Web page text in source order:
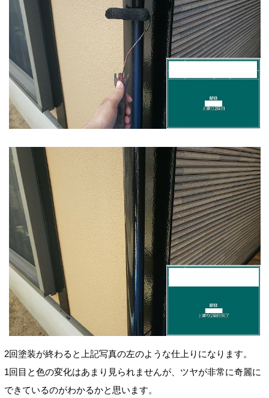
2回塗装が終わると上記写真の左のような仕上りになります。
1回目と色の変化はあまり見られませんが、ツヤが非常に奇麗に
できているのがわかるかと思います。